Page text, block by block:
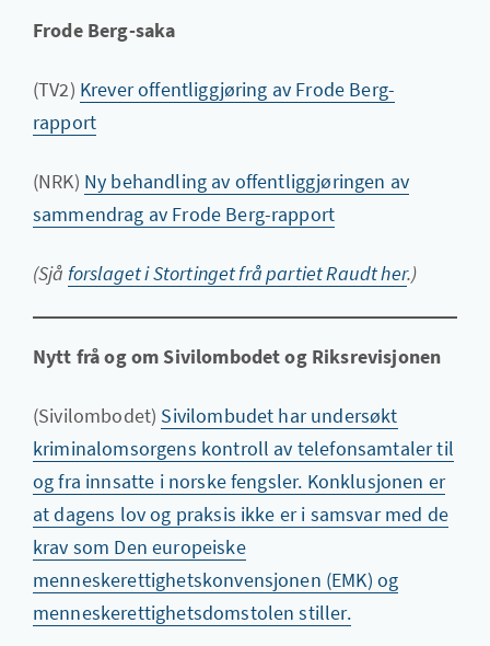
Frode Berg-saka
(TV2) Krever offentliggjøring av Frode Berg-
rapport
(NRK) Ny behandling av offentliggjøringen av
sammendrag av Frode Berg-rapport
(Sjå forslaget i Stortinget frå partiet Raudt her.)
Nytt frå og om Sivilombodet og Riksrevisjonen
(Sivilombodet) Sivilombudet har undersøkt
kriminalomsorgens kontroll av telefonsamtaler til
og fra innsatte i norske fengsler. Konklusjonen er
at dagens lov og praksis ikke er i samsvar med de
krav som Den europeiske
menneskerettighetskonvensjonen (EMK) og
menneskerettighetsdomstolen stiller.